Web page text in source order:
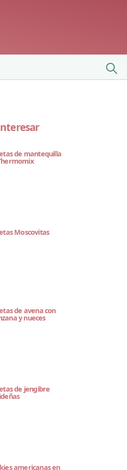
de mantequilla
Moscovitas
de avena con
y nueces
de jengibre
americanas en